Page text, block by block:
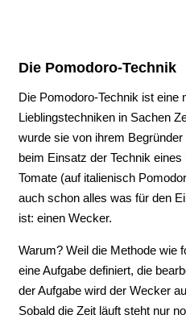
Die Pomodoro-Technik
Die Pomodoro-Technik ist eine
Lieblingstechniken in Sachen
wurde sie von ihrem
beim Einsatz der Technik
Tomate (auf italienisch
auch schon alles was für den
ist: einen Wecker.
Warum? Weil die Methode wie
eine Aufgabe definiert, die
der Aufgabe wird der Wecker
Sobald die Zeit läuft steht nur